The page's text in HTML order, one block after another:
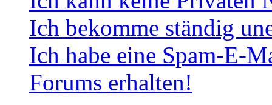
Ich bekomme ständig
Ich habe eine Spam-E-
Forums erhalten!